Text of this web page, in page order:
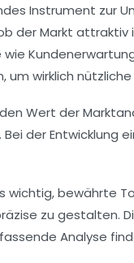
Instrument zur
der Markt attraktiv
wie
wirklich nützliche
Wert der
der Entwicklung
wichtig, bewährte
zu gestalten.
Analyse